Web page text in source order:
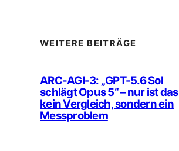
WEITERE BEITRÄGE
ARC-AGI-3: „GPT-5.6 Sol
schlägt Opus 5“ – nur ist das
kein Vergleich, sondern ein
Messproblem